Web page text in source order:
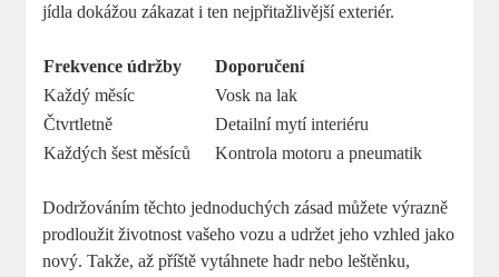
jídla dokážou zákazat i ten nejpřitažlivější exteriér.
Frekvence údržby
Doporučení
Každý měsíc
Vosk na lak
Čtvrtletně
Detailní mytí interiéru
Každých šest měsíců
Kontrola motoru a pneumatik
Dodržováním těchto jednoduchých zásad můžete výrazně
prodloužit životnost vašeho vozu a udržet jeho vzhled jako
nový. Takže, až příště vytáhnete hadr nebo leštěnku,